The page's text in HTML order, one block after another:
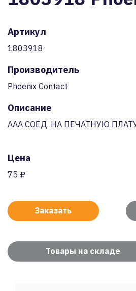
Артикул
1803918
Производитель
Phoenix Contact
Описание
AAA СОЕД. НА ПЕЧАТНУЮ
Цена
75 ₽
Заказать
Товары на складе